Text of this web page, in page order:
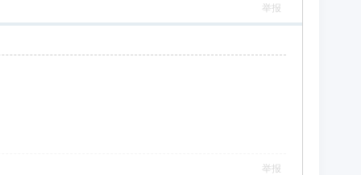
举报
举报